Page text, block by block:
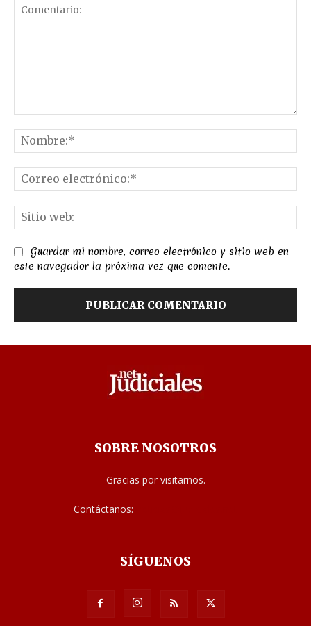
Guardar mi nombre, correo electrónico y sitio web en
este navegador la próxima vez que comente.
SOBRE NOSOTROS
Gracias por visitarnos.
Contáctanos:
SÍGUENOS